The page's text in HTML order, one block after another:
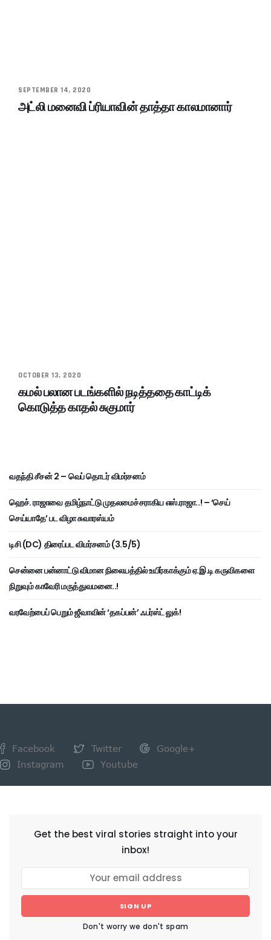
SEPTEMBER 14, 2020
அட்லி மனைவி ப்ரியாவின் தாத்தா காலமானார்
OCTOBER 13, 2020
கமல் பலான படங்களில் நடித்ததை காட்டிக்
கொடுத்த காதல் சுகுமார்
வதந்தி சீசன் 2 – வெப் தொடர் விமர்சனம்
ஹெச். ராஜாவை தமிழ்நாட்டு முதலமைச்சராகிய எஸ்.ராஜா..! – ‘செய்
செய்யாதே’ பட விழா சுவாரஸ்யம்
டிசி (DC) திரைப்பட விமர்சனம் (3.5/5)
சென்னை பன்னாட்டு விமான நிலையத்தில் உயிர்காக்கும் ஏ.இ.டி கருவிகளை
நிறுவும் காவேரி மருத்துவமனை..!
வரவேற்பைப் பெறும் ஜீவாவின் ‘தகப்பன்’ ஃபர்ஸ்ட் லுக்!
Facebook Twitter
Google+
Instagram
Youtube
Get the best viral stories straight into your
inbox!
SIGN UP
Don't worry we don't spam